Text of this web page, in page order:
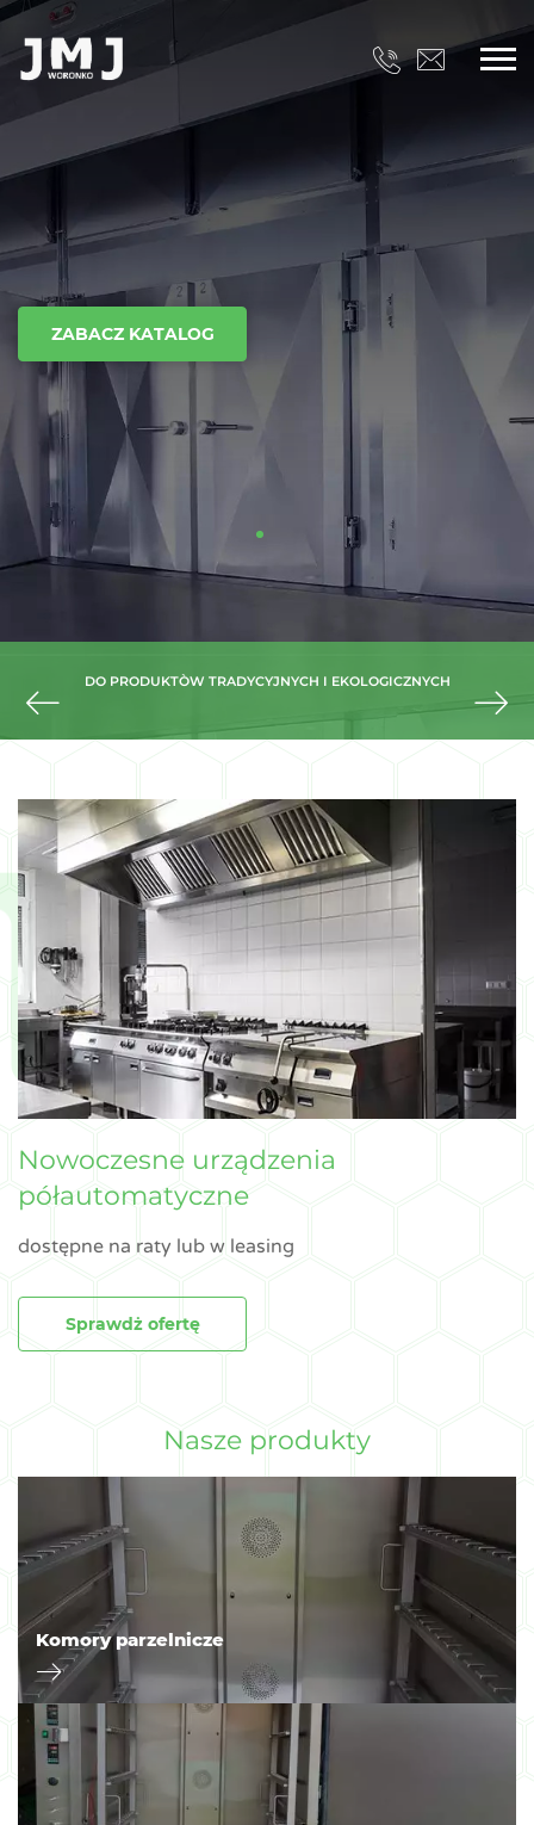
ZABACZ KATALOG
DO PRODUKTÒW TRADYCYJNYCH I EKOLOGICZNYCH
Nowoczesne urządzenia
półautomatyczne
dostępne na raty lub w leasing
Sprawdż ofertę
Nasze produkty
Komory parzelnicze